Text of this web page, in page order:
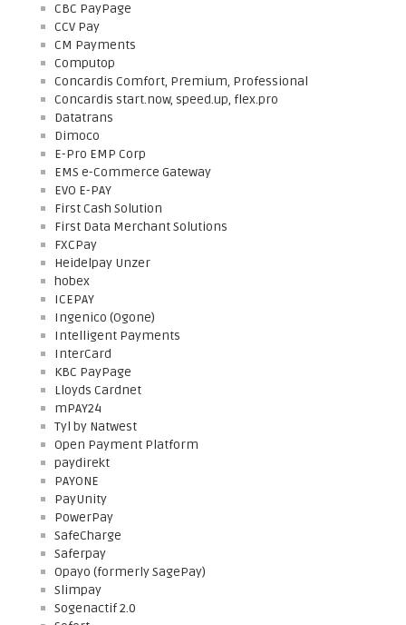
CBC PayPage
CCV Pay
CM Payments
Computop
Concardis Comfort, Premium, Professional
Concardis start.now, speed.up, flex.pro
Datatrans
Dimoco
E-Pro EMP Corp
EMS e-Commerce Gateway
EVO E-PAY
First Cash Solution
First Data Merchant Solutions
FXCPay
Heidelpay Unzer
hobex
ICEPAY
Ingenico (Ogone)
Intelligent Payments
InterCard
KBC PayPage
Lloyds Cardnet
mPAY24
Tyl by Natwest
Open Payment Platform
paydirekt
PAYONE
PayUnity
PowerPay
SafeCharge
Saferpay
Opayo (formerly SagePay)
Slimpay
Sogenactif 2.0